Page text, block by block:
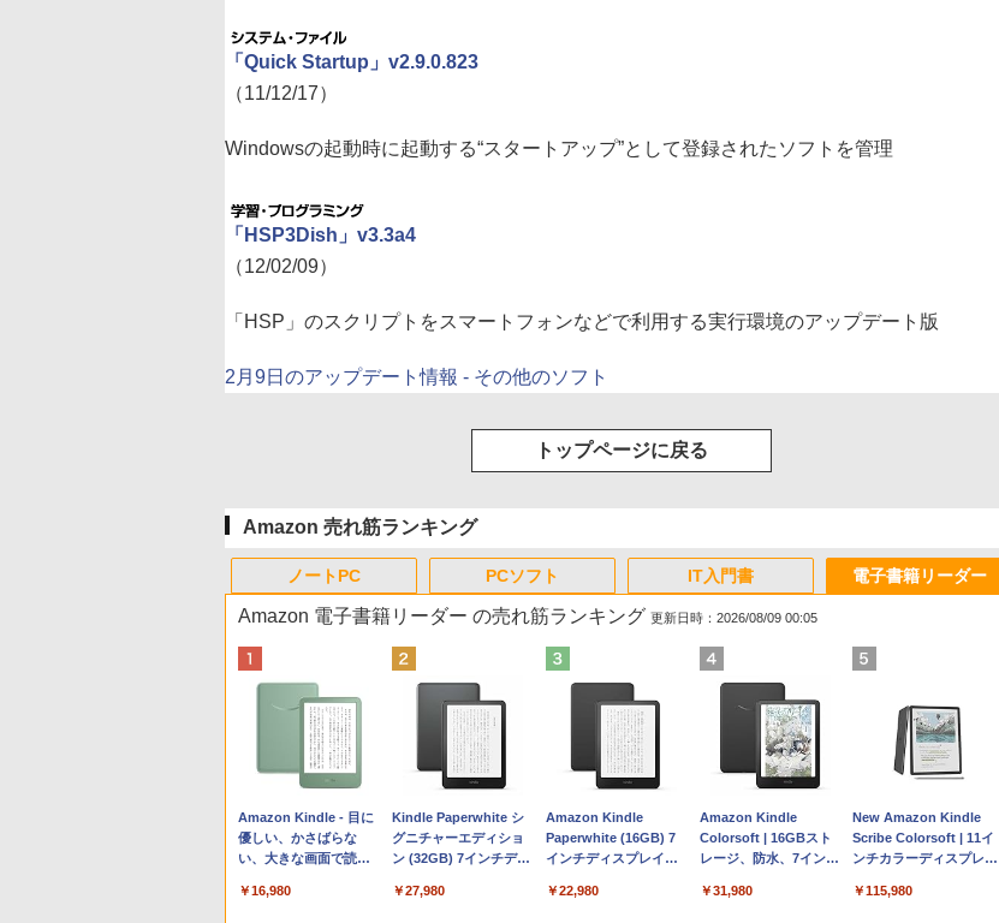
「Quick Startup」v2.9.0.823
（11/12/17）
Windowsの起動時に起動する“スタートアップ”として登録されたソフトを管理
「HSP3Dish」v3.3a4
（12/02/09）
「HSP」のスクリプトをスマートフォンなどで利用する実行環境のアップデート版
2月9日のアップデート情報 - その他のソフト
トップページに戻る
Amazon 売れ筋ランキング
ノートPC
Apple 2026 MacBook
Neo A18 Proチップ搭
載13インチノートブッ
Intelligenceのために設
￥137,800
tomtoc 360°保護 15.6
16インチ パソコンケー
ス Dell NEC Lavie
Lenovo対応
￥2,952
Apple 2026 MacBook
Air M5チップ搭載13イ
ンチノートブック：AI
13.6インチLiquid
￥224,800
【Amazon.co.jp限定】
HP ノートパソコン 15-
fd 15.6インチ 16GBメ
テル Core 5
￥129,800
FMV ノートパソコン
WE1-K3 (MS 365
Personal/Copilotキー搭
i5/16GB/SSD 512GB/ホ
￥139,880
PCソフト
Robloxギフトカード -
800 Robux 【限定バー
チャルアイテムを含
ムコード】 ロブロック
￥1,300
Robloxギフトカード -
1000 Robux 【限定バ
ーチャルアイテムを含
ムコード】 ロブロック
￥1,600
Microsoft Office
Home & Business
2024(最新 永続版)|オン
版|Windows11、
￥39,582
Robloxギフトカード -
2,000 Robux 【限定バ
ーチャルアイテムを含
ムコード】 ロブロック
￥3,200
Windows版 | Minecraft
(マインクラフト): Java &
Bedrock Edition | オンラ
￥3,600
IT入門書
生成AIパスポート公式
テキスト 第４版
￥1,766
AIイラスト表現辞典: 思
い通りの絵を引き出す
プロンプトの言葉 AI画
イラストLabo)
￥480
1冊ですべて身につく
HTML & CSSとWebデ
ザイン入門講座［第2
￥1,292
ClaudeCode いちばん
やさしい 教科書: 非エ
ンジニア 初心者 素人
アル AI副業にもコンテ
￥99
FM TOWNS ハイパー・
カタログ: 本体ハードウ
ェア・市販ソフトウェア
最新エミュレータ紹介
￥1,600
電子書籍リーダー
Amazon 電子書籍リーダー の売れ筋ランキング 更新日時：2026/08/09 00:05
Amazon Kindle - 目に
優しい、かさばらな
い、大きな画面で読み
テリー、6インチディス
￥16,980
Kindle Paperwhite シ
グニチャーエディショ
ン (32GB) 7インチディ
調整、色調調節ライ
￥27,980
Amazon Kindle
Paperwhite (16GB) 7
インチディスプレイ、
間持続バッテリー、広
￥22,980
Amazon Kindle
Colorsoft | 16GBスト
レージ、防水、7インチ
色調調節ライト、最大8
￥31,980
New Amazon Kindle
Scribe Colorsoft | 11イ
ンチカラーディスプレ
ノート機能搭載、明るさ
￥115,980